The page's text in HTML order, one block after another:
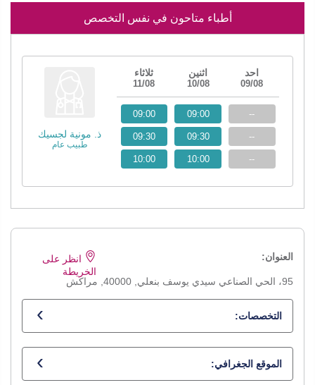
أطباء متاحون في نفس التخصص
ذ. مونية لجسيك
طبيب عام
احد
09/08
اثنين
10/08
ثلاثاء
11/08
--
--
--
09:00
09:30
10:00
09:00
09:30
10:00
العنوان:
95، الحي الصناعي سيدي يوسف بنعلي, 40000, مراكش
انظر على
الخريطة
التخصصات:
طبيب عام
الموقع الجغرافي: